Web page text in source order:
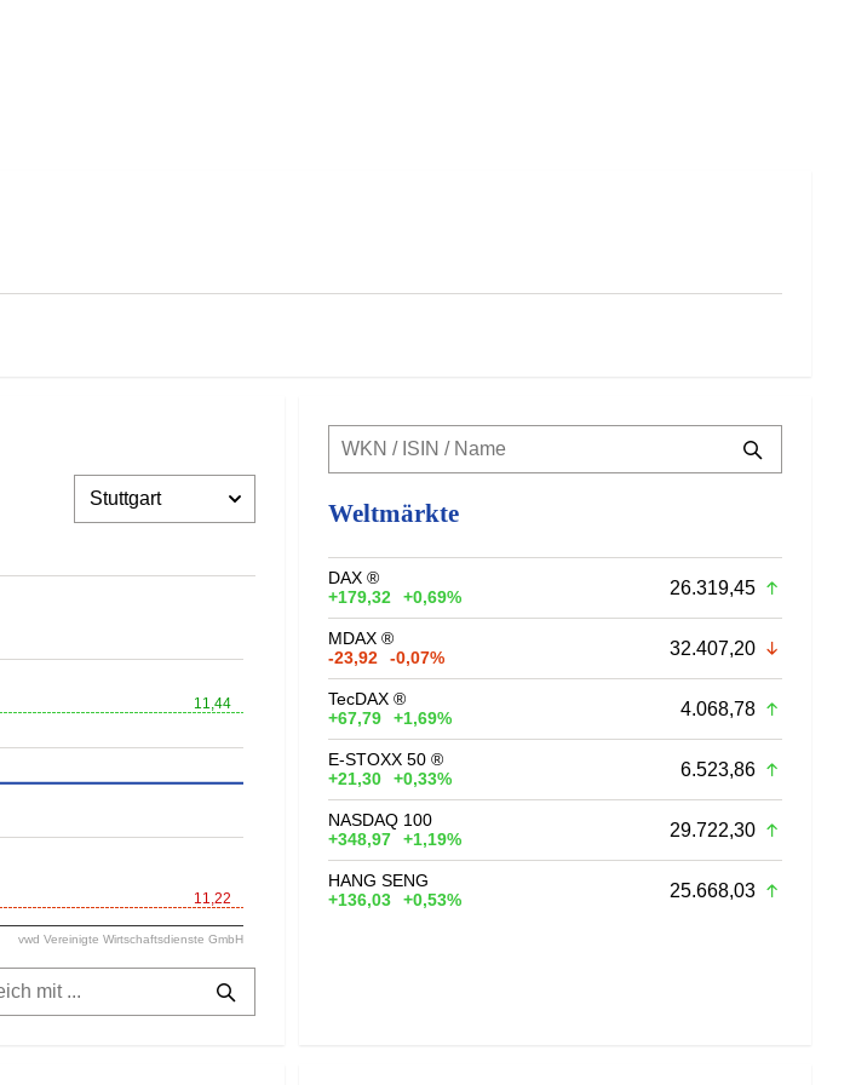
11,44
11,22
vwd Vereinigte Wirtschaftsdienste GmbH
Weltmärkte
DAX ®
+179,32
+0,69% 26.319,45
MDAX ®
-23,92
-0,07% 32.407,20
TecDAX ®
+67,79
+1,69% 4.068,78
E-STOXX 50 ®
+21,30
+0,33% 6.523,86
NASDAQ 100
+348,97
+1,19% 29.722,30
HANG SENG
+136,03
+0,53% 25.668,03